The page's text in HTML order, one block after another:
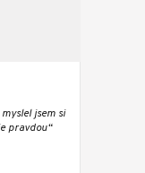
jsem si
pravdou“